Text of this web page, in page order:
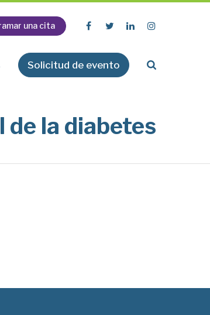
una cita
Solicitud de evento
la diabetes